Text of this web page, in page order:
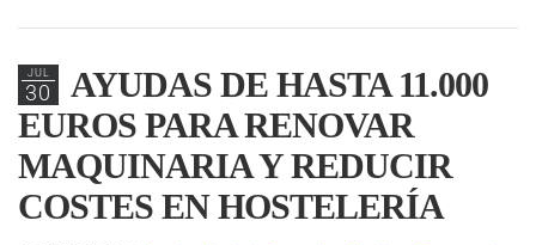
JUL
30
AYUDAS DE HASTA 11.000
EUROS PARA RENOVAR
MAQUINARIA Y REDUCIR
COSTES EN HOSTELERÍA